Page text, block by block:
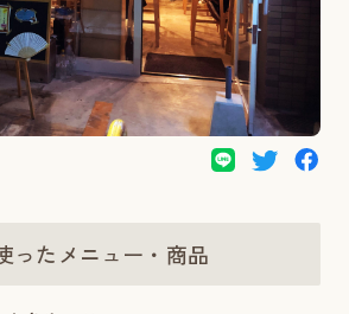
ったメニュー・商品